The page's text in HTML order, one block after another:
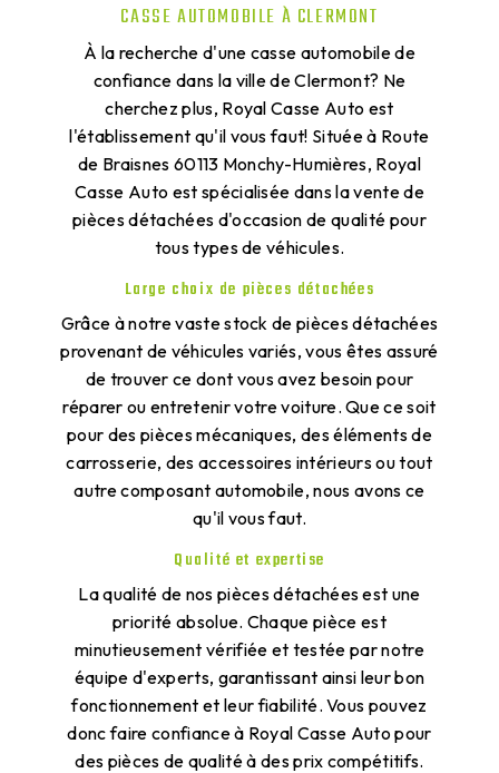
CASSE AUTOMOBILE À CLERMONT
À la recherche d'une casse automobile de
confiance dans la ville de Clermont? Ne
cherchez plus, Royal Casse Auto est
l'établissement qu'il vous faut! Située à Route
de Braisnes 60113 Monchy-Humières, Royal
Casse Auto est spécialisée dans la vente de
pièces détachées d'occasion de qualité pour
tous types de véhicules.
Large choix de pièces détachées
Grâce à notre vaste stock de pièces détachées
provenant de véhicules variés, vous êtes assuré
de trouver ce dont vous avez besoin pour
réparer ou entretenir votre voiture. Que ce soit
pour des pièces mécaniques, des éléments de
carrosserie, des accessoires intérieurs ou tout
autre composant automobile, nous avons ce
qu'il vous faut.
Qualité et expertise
La qualité de nos pièces détachées est une
priorité absolue. Chaque pièce est
minutieusement vérifiée et testée par notre
équipe d'experts, garantissant ainsi leur bon
fonctionnement et leur fiabilité. Vous pouvez
donc faire confiance à Royal Casse Auto pour
des pièces de qualité à des prix compétitifs.